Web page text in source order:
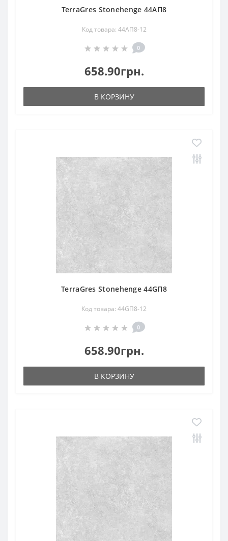
TerraGres Stonehenge 44АП8
Код товара: 44АП8-12
0
658.90грн.
В КОРЗИНУ
TerraGres Stonehenge 44GП8
Код товара: 44GП8-12
0
658.90грн.
В КОРЗИНУ